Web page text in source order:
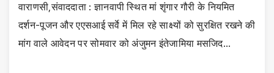
वाराणसी,संवाददाता : ज्ञानवापी स्थित मां शृंगार गौरी के नियमित
दर्शन-पूजन और एएसआई सर्वे में मिल रहे साक्ष्यों को सुरक्षित रखने की
मांग वाले आवेदन पर सोमवार को अंजुमन इंतेजामिया मसजिद…